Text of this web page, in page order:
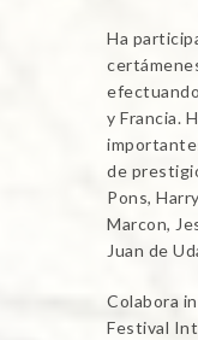
Ha
y Francia.
de
Pons,
Marcon,
Juan de
Colabora
Festival